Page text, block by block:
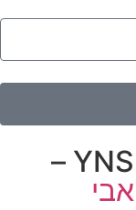
כל הזכויות שמורות YNS Ⓒ –